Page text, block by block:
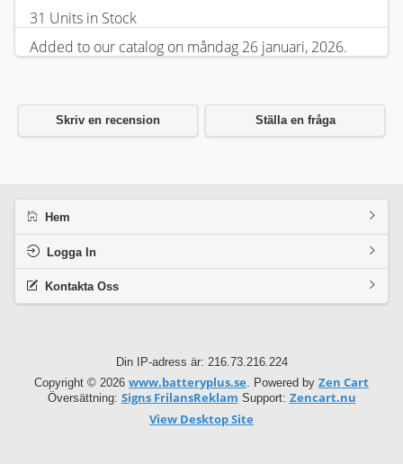
31 Units in Stock
Added to our catalog on måndag 26 januari, 2026.
Skriv en recension Ställa en fråga
Hem
Logga In
Kontakta Oss
Din IP-adress är: 216.73.216.224
Copyright © 2026 www.batteryplus.se. Powered by Zen Cart
Översättning: Signs FrilansReklam Support: Zencart.nu
View Desktop Site